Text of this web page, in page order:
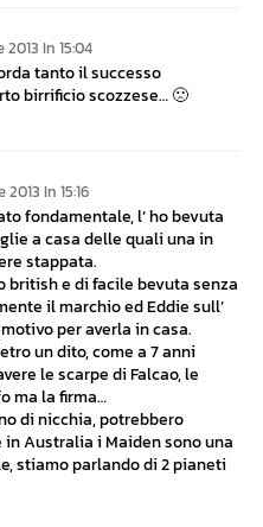
In 15:04
tanto il successo
birrificio scozzese… 🙁
In 15:16
fondamentale, l’ ho bevuta
a casa delle quali una in
stappata.
british e di facile bevuta senza
il marchio ed Eddie sull’
per averla in casa.
un dito, come a 7 anni
le scarpe di Falcao, le
ma la firma…
di nicchia, potrebbero
Australia i Maiden sono una
stiamo parlando di 2 pianeti